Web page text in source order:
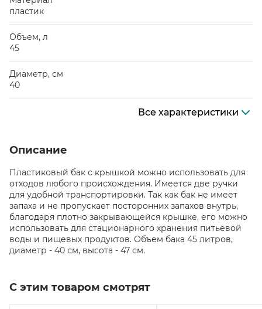
пластик
Объем, л
45
Диаметр, см
40
Все характеристики
Описание
Пластиковый бак с крышкой можно использовать для
отходов любого происхождения. Имеется две ручки
для удобной транспортировки. Так как бак не имеет
запаха и не пропускает посторонних запахов внутрь,
благодаря плотно закрывающейся крышке, его можно
использовать для стационарного хранения питьевой
воды и пищевых продуктов. Объем бака 45 литров,
диаметр - 40 см, высота - 47 см.
С этим товаром смотрят